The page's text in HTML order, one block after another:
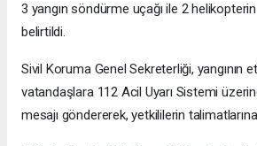
3 yangın söndürme uçağı ile 2
belirtildi.
Sivil Koruma Genel Sekreterliği, yangının
vatandaşlara 112 Acil Uyarı Sistemi
mesajı göndererek, yetkililerin